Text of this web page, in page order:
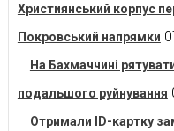
Християнський корпус
Покровський напрямки
На Бахмаччині
подальшого руйнування
Отримали ID-картку